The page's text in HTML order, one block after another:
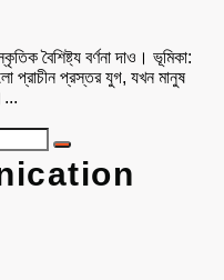
বৈশিষ্ট্য বর্ণনা দাও। ভূমিকা:
প্রাচীন প্রস্তর যুগ, যখন মানুষ